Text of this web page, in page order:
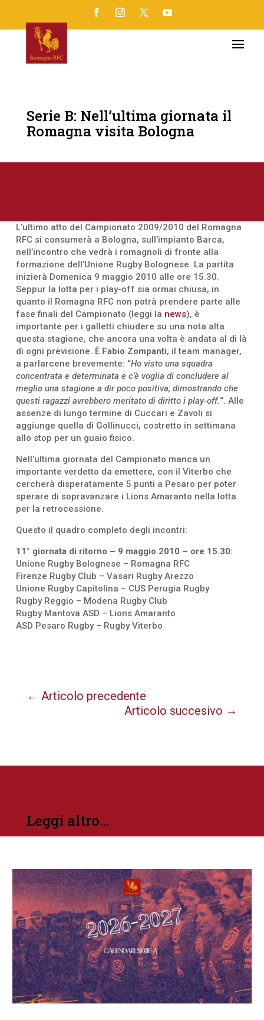
Serie B: Nell’ultima giornata il
Romagna visita Bologna
L’ultimo atto del Campionato 2009/2010 del Romagna
RFC si consumerà a Bologna, sull’impianto Barca,
nell’incontro che vedrà i romagnoli di fronte alla
formazione dell’Unione Rugby Bolognese. La partita
inizierà Domenica 9 maggio 2010 alle ore 15.30.
Seppur la lotta per i play-off sia ormai chiusa, in
quanto il Romagna RFC non potrà prendere parte alle
fase finali del Campionato (leggi la news), è
importante per i galletti chiudere su una nota alta
questa stagione, che ancora una volta è andata al di là
di ogni previsione. È Fabio Zompanti, il team manager,
a parlarcene brevemente: “Ho visto una squadra
concentrata e determinata e c’è voglia di concludere al
meglio una stagione a dir poco positiva, dimostrando che
questi ragazzi avrebbero meritato di diritto i play-off.“. Alle
assenze di lungo termine di Cuccari e Zavoli si
aggiunge quella di Gollinucci, costretto in settimana
allo stop per un guaio fisico.
Nell’ultima giornata del Campionato manca un
importante verdetto da emettere, con il Viterbo che
cercherà disperatamente 5 punti a Pesaro per poter
sperare di sopravanzare i Lions Amaranto nella lotta
per la retrocessione.
Questo il quadro completo degli incontri:
11° giornata di ritorno – 9 maggio 2010 – ore 15.30:
Unione Rugby Bolognese – Romagna RFC
Firenze Rugby Club – Vasari Rugby Arezzo
Unione Rugby Capitolina – CUS Perugia Rugby
Rugby Reggio – Modena Rugby Club
Rugby Mantova ASD – Lions Amaranto
ASD Pesaro Rugby – Rugby Viterbo
← Articolo precedente
Articolo succesivo →
Leggi altro…